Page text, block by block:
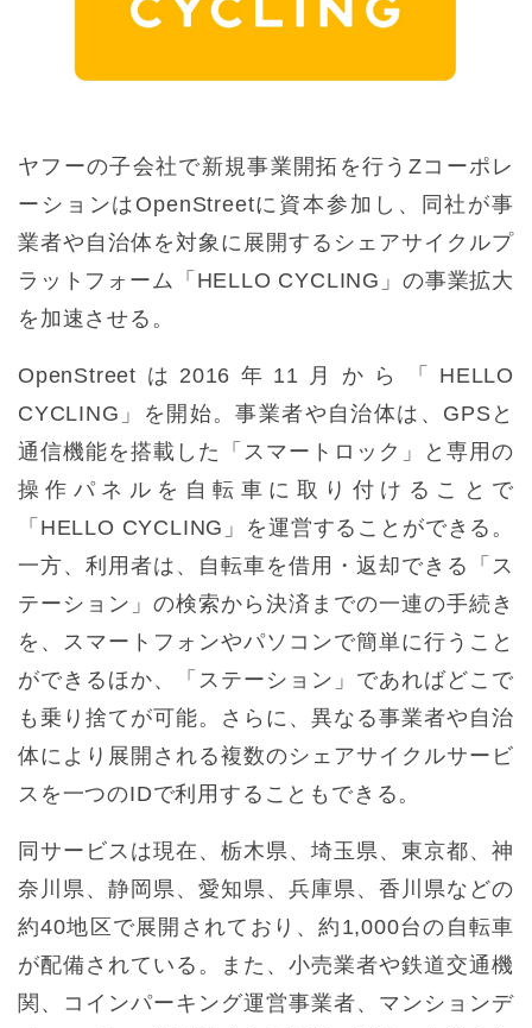
ヤフーの子会社で新規事業開拓を行うZコーポレ
ーションはOpenStreetに資本参加し、同社が事
業者や自治体を対象に展開するシェアサイクルプ
ラットフォーム「HELLO CYCLING」の事業拡大
を加速させる。
OpenStreetは2016年11月から「HELLO
CYCLING」を開始。事業者や自治体は、GPSと
通信機能を搭載した「スマートロック」と専用の
操作パネルを自転車に取り付けることで
「HELLO CYCLING」を運営することができる。
一方、利用者は、自転車を借用・返却できる「ス
テーション」の検索から決済までの一連の手続き
を、スマートフォンやパソコンで簡単に行うこと
ができるほか、「ステーション」であればどこで
も乗り捨てが可能。さらに、異なる事業者や自治
体により展開される複数のシェアサイクルサービ
スを一つのIDで利用することもできる。
同サービスは現在、栃木県、埼玉県、東京都、神
奈川県、静岡県、愛知県、兵庫県、香川県などの
約40地区で展開されており、約1,000台の自転車
が配備されている。また、小売業者や鉄道交通機
関、コインパーキング運営事業者、マンションデ